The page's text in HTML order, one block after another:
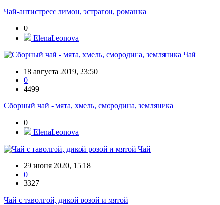
Чай-антистресс лимон, эстрагон, ромашка
0
ElenaLeonova
Чай
18 августа 2019, 23:50
0
4499
Сборный чай - мята, хмель, смородина, земляника
0
ElenaLeonova
Чай
29 июня 2020, 15:18
0
3327
Чай с таволгой, дикой розой и мятой